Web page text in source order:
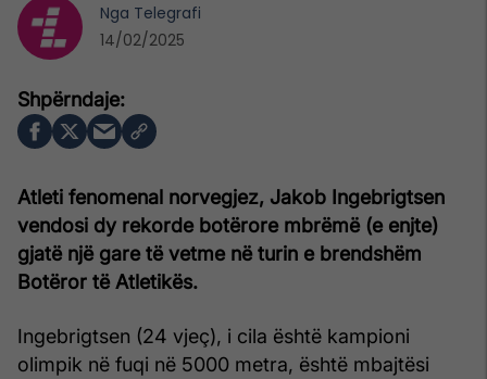
Atleti fenomenal norvegjez, Jakob Ingebrigtsen
vendosi dy rekorde botërore mbrëmë (e enjte)
gjatë një gare të vetme në turin e brendshëm
Botëror të Atletikës.
Ingebrigtsen (24 vjeç), i cila është kampioni
olimpik në fuqi në 5000 metra, është mbajtësi
Nga Telegrafi
14/02/2025